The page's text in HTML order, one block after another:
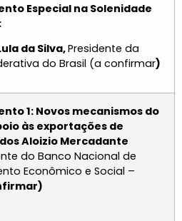
Especial na Solenidade
da Silva,Presidente da
do Brasil (a confirmar)
1: Novos mecanismos do
às exportações de
Aloizio Mercadante
do Banco Nacional de
Econômico e Social –